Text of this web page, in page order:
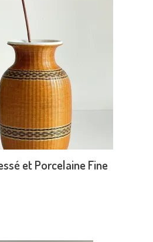
et Porcelaine Fine